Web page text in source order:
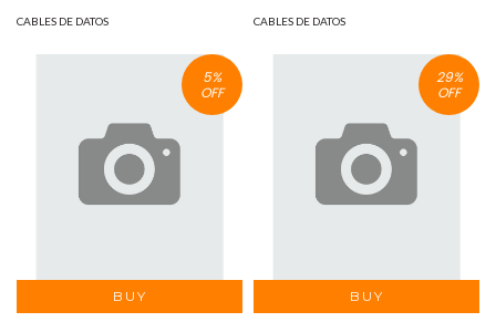
CABLES DE DATOS
PVC / CMR / 2 PIES 0.6
CABLES DE DATOS
5%
OFF
29%
OFF